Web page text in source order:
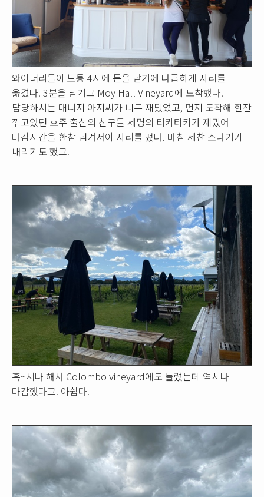
와이너리들이 보통 4시에 문을 닫기에 다급하게 자리를
옮겼다. 3분을 남기고 Moy Hall Vineyard에 도착했다.
담당하시는 매니저 아저씨가 너무 재밌었고, 먼저 도착해 한잔
꺾고있던 호주 출신의 친구들 세명의 티키타카가 재밌어
마감시간을 한참 넘겨서야 자리를 떴다. 마침 세찬 소나기가
내리기도 했고.
혹~시나 해서 Colombo vineyard에도 들렸는데 역시나
마감했다고. 아쉽다.